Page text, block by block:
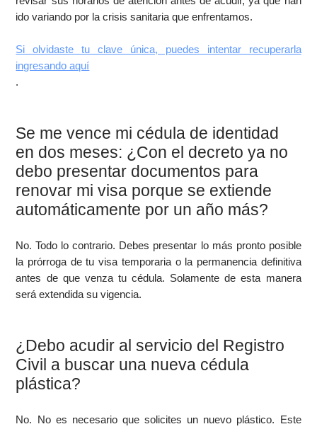
ido variando por la crisis sanitaria que enfrentamos.
Si olvidaste tu clave única, puedes intentar recuperarla
ingresando aquí
.
Se me vence mi cédula de identidad
en dos meses: ¿Con el decreto ya no
debo presentar documentos para
renovar mi visa porque se extiende
automáticamente por un año más?
No. Todo lo contrario. Debes presentar lo más pronto posible
la prórroga de tu visa temporaria o la permanencia definitiva
antes de que venza tu cédula. Solamente de esta manera
será extendida su vigencia.
¿Debo acudir al servicio del Registro
Civil a buscar una nueva cédula
plástica?
No. No es necesario que solicites un nuevo plástico. Este